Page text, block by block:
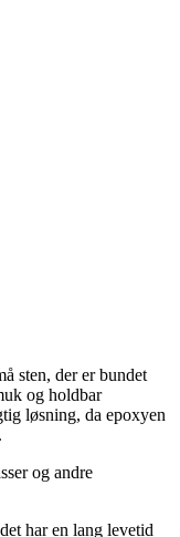
sten, der er bundet
og holdbar
løsning, da epoxyen
og andre
har en lang levetid